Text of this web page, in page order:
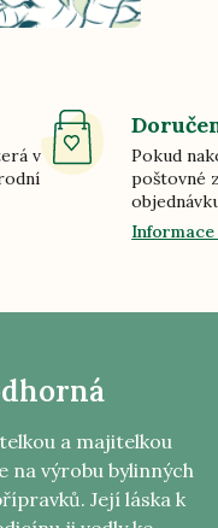
v
Pokud
poštovné
a majitelkou
na výrobu bylinných
Její láska k